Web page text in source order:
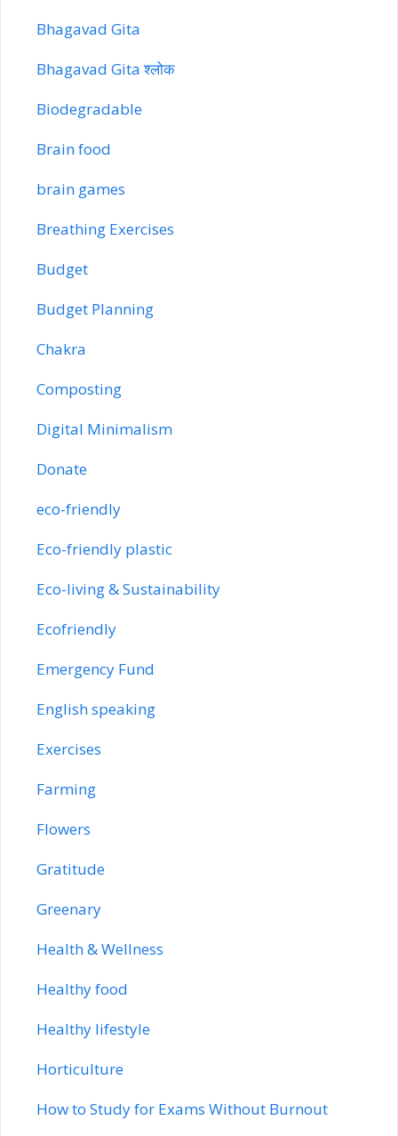
Bhagavad Gita
Bhagavad Gita श्लोक
Biodegradable
Brain food
brain games
Breathing Exercises
Budget
Budget Planning
Chakra
Composting
Digital Minimalism
Donate
eco-friendly
Eco-friendly plastic
Eco-living & Sustainability
Ecofriendly
Emergency Fund
English speaking
Exercises
Farming
Flowers
Gratitude
Greenary
Health & Wellness
Healthy food
Healthy lifestyle
Horticulture
How to Study for Exams Without Burnout